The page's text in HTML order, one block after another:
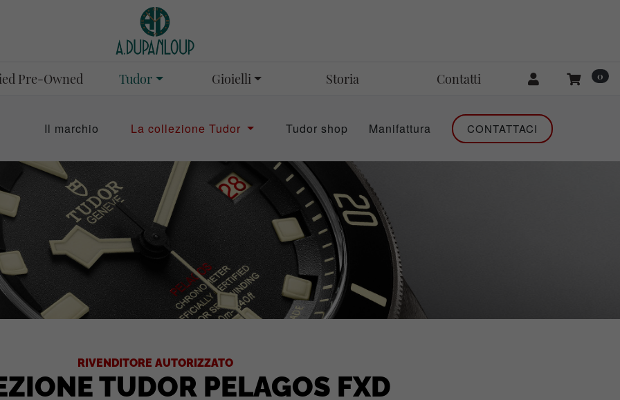
Pre-Owned Tudor Gioielli Storia Contatti 0
Il marchio La collezione Tudor Tudor shop Manifattura CONTATTACI
RIVENDITORE AUTORIZZATO
TUDOR PELAGOS FXD